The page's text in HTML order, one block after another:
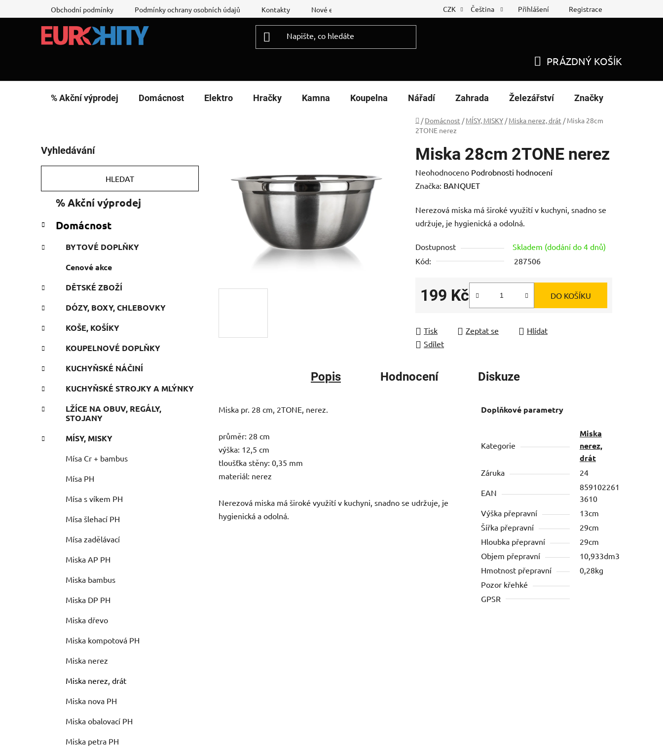
na
Obchodní podmínky Podmínky ochrany osobních údajů Kontakty Nové energetické štítky Reklamační list Nákup na splátky
CZK Čeština Přihlášení Registrace
KOŠÍK
PRÁZDNÝ KOŠÍK
% Akční výprodej Domácnost Elektro Hračky Kamna Koupelna Nářadí Zahrada Železářství Značky
Domů
/ Domácnost / MÍSY, MISKY / Miska nerez, drát / Miska 28cm
2TONE nerez
o
s
r
n
í
n
e
l
Vyhledávání
HLEDAT
kategorie
e
o
e
% Akční výprodej
Domácnost
BYTOVÉ DOPLŇKY
Cenové akce
DĚTSKÉ ZBOŽÍ
DÓZY, BOXY, CHLEBOVKY
KOŠE, KOŠÍKY
KOUPELNOVÉ DOPLŇKY
KUCHYŇSKÉ NÁČINÍ
KUCHYŇSKÉ STROJKY A MLÝNKY
LŽÍCE NA OBUV, REGÁLY,
STOJANY
MÍSY, MISKY
Mísa Cr + bambus
Mísa PH
Mísa s víkem PH
Mísa šlehací PH
Mísa zadělávací
Miska AP PH
Miska bambus
Miska DP PH
Miska dřevo
Miska kompotová PH
Miska nerez
Miska nerez, drát
Miska nova PH
Miska obalovací PH
Miska petra PH
Miska 28cm 2TONE nerez
Průměrné
hodnocení
je
0,0
5
hvězdiček.
Neohodnoceno Podrobnosti hodnocení
Značka: BANQUET
Nerezová miska má široké využití v kuchyni, snadno se
udržuje, je hygienická a odolná.
Dostupnost
Skladem (dodání do 4 dnů)
Kód:
287506
199 Kč DO KOŠÍKU
Tisk Zeptat se
Hlídat
Sdílet
Popis Hodnocení Diskuze
Miska pr. 28 cm, 2TONE, nerez.
průměr: 28 cm
výška: 12,5 cm
tloušťka stěny: 0,35 mm
materiál: nerez
Nerezová miska má široké využití v kuchyni, snadno se udržuje, je
hygienická a odolná.
Doplňkové parametry
Kategorie
Miska
nerez,
drát
Záruka 24
EAN
859102261
3610
Výška přepravní
13cm
Šířka přepravní
29cm
Hloubka přepravní
29cm
Objem přepravní
10,933dm3
Hmotnost přepravní
0,28kg
Pozor křehké
GPSR